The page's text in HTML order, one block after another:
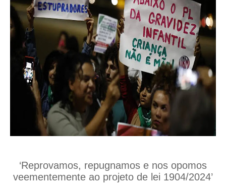
‘Reprovamos, repugnamos e nos opomos
veementemente ao projeto de lei 1904/2024’